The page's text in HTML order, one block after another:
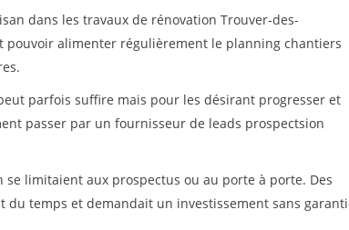
dans les travaux de rénovation Trouver-des-
alimenter régulièrement le planning chantiers
parfois suffire mais pour les désirant progresser et
passer par un fournisseur de leads prospectsion
limitaient aux prospectus ou au porte à porte. Des
temps et demandait un investissement sans